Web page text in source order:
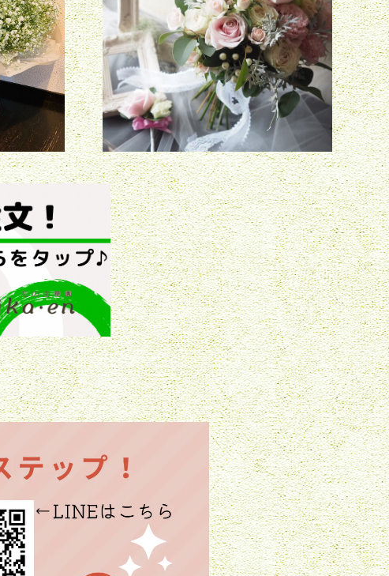
リストセレクシ
デザイナーズウェディングブーケ：ラウン
ド系
¥16,500